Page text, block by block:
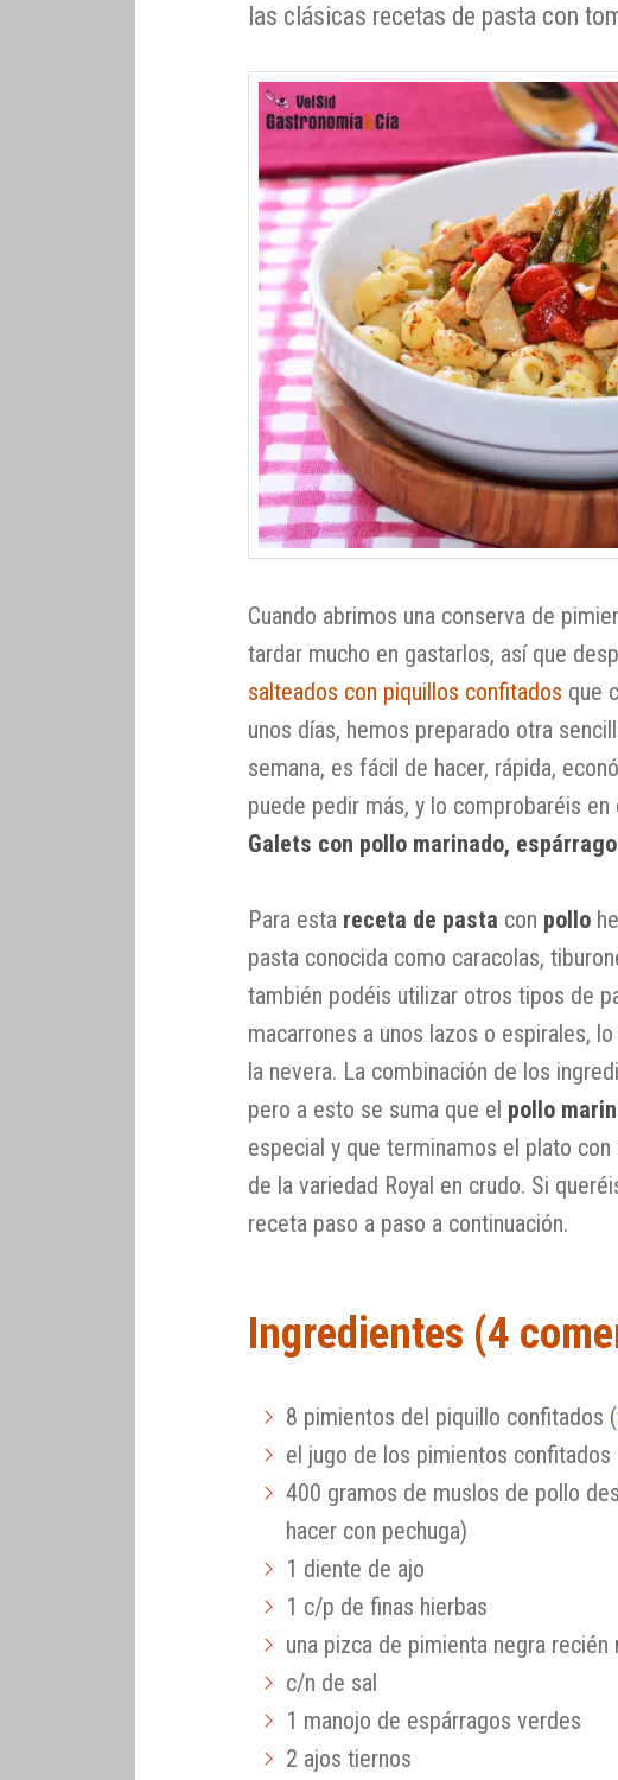
las clásicas recetas de pasta con
Cuando abrimos una conserva de
tardar mucho en gastarlos, así que
salteados con piquillos confitados que
unos días, hemos preparado otra
semana, es fácil de hacer, rápida,
puede pedir más, y lo comprobaréis
Galets con pollo marinado,
Para esta receta de pasta con pollo
pasta conocida como caracolas,
también podéis utilizar otros tipos de
macarrones a unos lazos o espirales,
la nevera. La combinación de los
pero a esto se suma que el pollo
especial y que terminamos el plato
de la variedad Royal en crudo. Si
receta paso a paso a continuación.
Ingredientes (4
8 pimientos del piquillo confitados (
el jugo de los pimientos confitados
400 gramos de muslos de pollo
hacer con pechuga)
1 diente de ajo
1 c/p de finas hierbas
una pizca de pimienta negra recién
c/n de sal
1 manojo de espárragos verdes
2 ajos tiernos